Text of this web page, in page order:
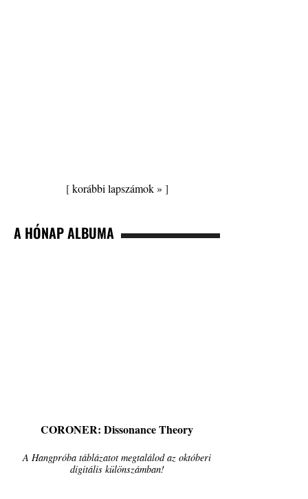
[korábbi lapszámok » ]
A HÓNAP ALBUMA
CORONER: Dissonance Theory
A Hangpróba táblázatot megtalálod az októberi
digitális különszámban!